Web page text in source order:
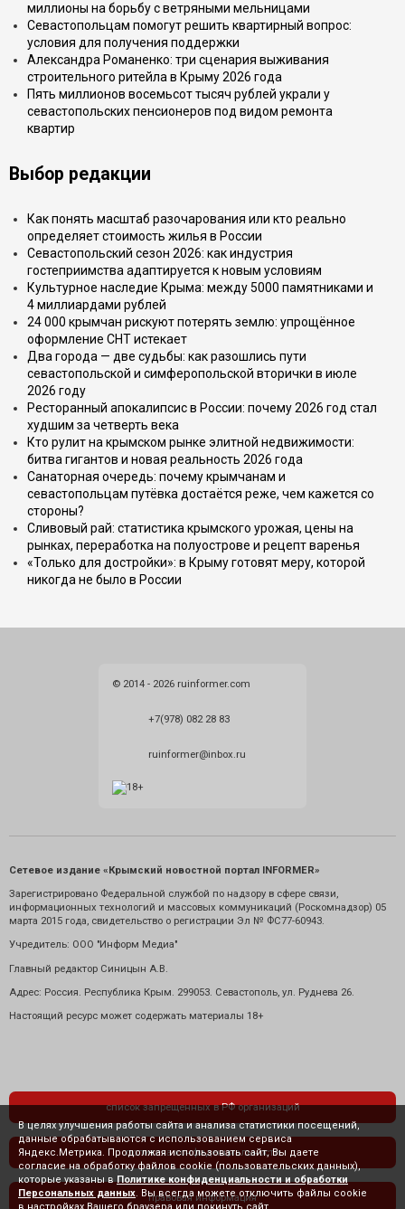
миллионы на борьбу с ветряными мельницами
Севастопольцам помогут решить квартирный вопрос:
условия для получения поддержки
Александра Романенко: три сценария выживания
строительного ритейла в Крыму 2026 года
Пять миллионов восемьсот тысяч рублей украли у
севастопольских пенсионеров под видом ремонта
квартир
Выбор редакции
Как понять масштаб разочарования или кто реально
определяет стоимость жилья в России
Севастопольский сезон 2026: как индустрия
гостеприимства адаптируется к новым условиям
Культурное наследие Крыма: между 5000 памятниками и
4 миллиардами рублей
24 000 крымчан рискуют потерять землю: упрощённое
оформление СНТ истекает
Два города — две судьбы: как разошлись пути
севастопольской и симферопольской вторички в июле
2026 году
Ресторанный апокалипсис в России: почему 2026 год стал
худшим за четверть века
Кто рулит на крымском рынке элитной недвижимости:
битва гигантов и новая реальность 2026 года
Санаторная очередь: почему крымчанам и
севастопольцам путёвка достаётся реже, чем кажется со
стороны?
Сливовый рай: статистика крымского урожая, цены на
рынках, переработка на полуострове и рецепт варенья
«Только для достройки»: в Крыму готовят меру, которой
никогда не было в России
© 2014 - 2026 ruinformer.com
+7(978) 082 28 83
ruinformer@inbox.ru
Сетевое издание «Крымский новостной портал INFORMER»
Зарегистрировано Федеральной службой по надзору в сфере связи,
информационных технологий и массовых коммуникаций (Роскомнадзор) 05
марта 2015 года, свидетельство о регистрации Эл № ФС77-60943.
Учредитель: ООО "Информ Медиа"
Главный редактор Синицын А.В.
Адрес: Россия. Республика Крым. 299053. Севастополь, ул. Руднева 26.
Настоящий ресурс может содержать материалы 18+
список запрещенных в РФ организаций
политика конфиденциальности
правовая информация
В целях улучшения работы сайта и анализа статистики посещений,
данные обрабатываются с использованием сервиса
Яндекс.Метрика. Продолжая использовать сайт, Вы даете
согласие на обработку файлов cookie (пользовательских данных),
которые указаны в Политике конфиденциальности и обработки
Персональных данных . Вы всегда можете отключить файлы cookie
в настройках Вашего браузера или покинуть сайт.